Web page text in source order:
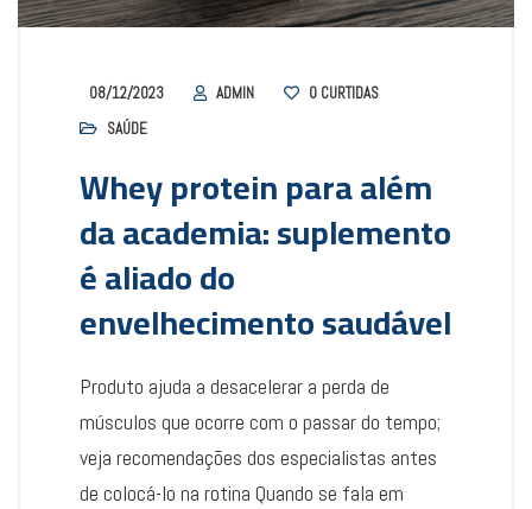
08/12/2023 ADMIN 0 CURTIDAS
SAÚDE
Whey protein para além
da academia: suplemento
é aliado do
envelhecimento saudável
Produto ajuda a desacelerar a perda de
músculos que ocorre com o passar do tempo;
veja recomendações dos especialistas antes
de colocá-lo na rotina Quando se fala em